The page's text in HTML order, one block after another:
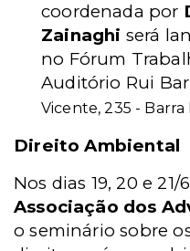
coordenada por
Zainaghi será
no Fórum
Auditório Rui
Vicente, 235 -
Direito Ambiental
Nos dias 19, 20 e
Associação dos
o seminário sobre